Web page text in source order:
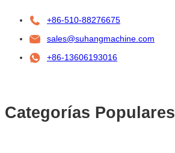
+86-510-88276675
sales@suhangmachine.com
+86-13606193016
Categorías Populares